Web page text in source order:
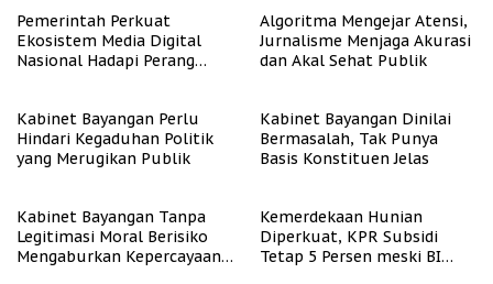
Pemerintah Perkuat
Ekosistem Media Digital
Nasional Hadapi Perang
Algoritma Mengejar Atensi,
Jurnalisme Menjaga Akurasi
dan Akal Sehat Publik
Kabinet Bayangan Perlu
Hindari Kegaduhan Politik
yang Merugikan Publik
Kabinet Bayangan Dinilai
Bermasalah, Tak Punya
Basis Konstituen Jelas
Kabinet Bayangan Tanpa
Legitimasi Moral Berisiko
Mengaburkan Kepercayaan
Kemerdekaan Hunian
Diperkuat, KPR Subsidi
Tetap 5 Persen meski BI